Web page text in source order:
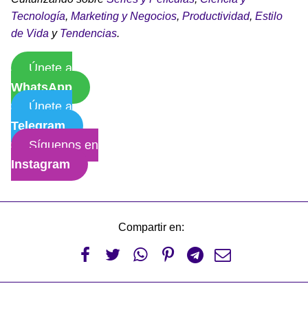
Tecnología, Marketing y Negocios, Productividad, Estilo
de Vida y Tendencias.
Únete a
WhatsApp
Únete a
Telegram
Síguenos en
Instagram
Compartir en:
     